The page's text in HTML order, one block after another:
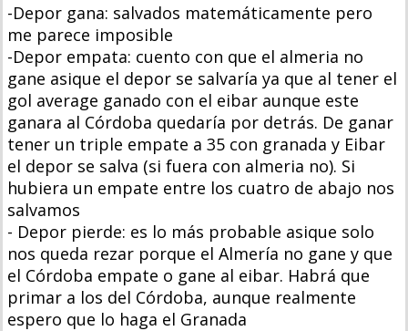
-Depor gana: salvados matemáticamente pero
me parece imposible
-Depor empata: cuento con que el almeria no
gane asique el depor se salvaría ya que al tener el
gol average ganado con el eibar aunque este
ganara al Córdoba quedaría por detrás. De ganar
tener un triple empate a 35 con granada y Eibar
el depor se salva (si fuera con almeria no). Si
hubiera un empate entre los cuatro de abajo nos
salvamos
- Depor pierde: es lo más probable asique solo
nos queda rezar porque el Almería no gane y que
el Córdoba empate o gane al eibar. Habrá que
primar a los del Córdoba, aunque realmente
espero que lo haga el Granada